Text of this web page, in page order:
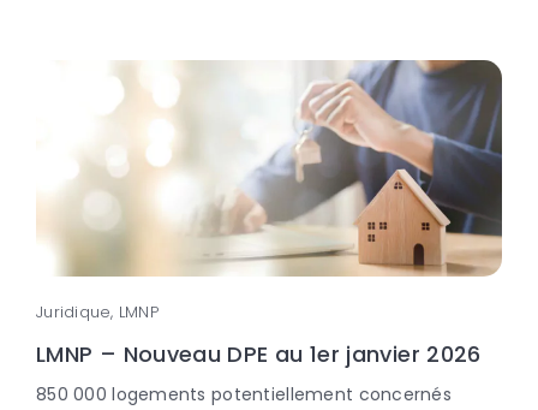
Juridique, LMNP
LMNP – Nouveau DPE au 1er janvier 2026
850 000 logements potentiellement concernés